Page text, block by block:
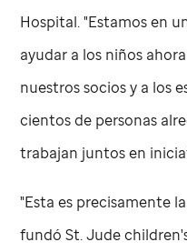
Hospital. "Estamos en
ayudar a los niños
nuestros socios y a los
cientos de personas
trabajan juntos en
"Esta es precisamente
fundóSt. Jude